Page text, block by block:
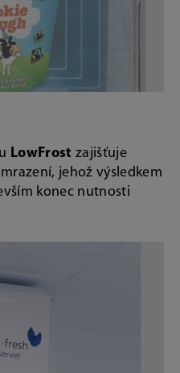
LowFrost zajišťuje
jehož výsledkem
konec nutnosti